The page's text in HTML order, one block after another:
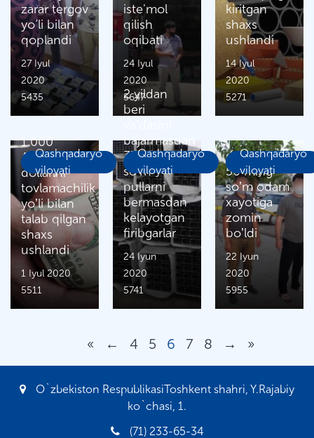
zarar tergov
yo‘li bilan
qoplandi
27 Iyul
2020
5435
iste'mol
qilish
oqibati
24 Iyul
2020
5647
kiritgan
shaxs
ushlandi
14 Iyul
2020
5271
Qashqadaryo
viloyati
1.000
АQSh
dollarini
tovlamachilik
yoʼli bilan
talab qilgan
shaxs
ushlandi
1 Iyul 2020
5511
Qashqadaryo
viloyati
2 yildan
beri
bajarmasdan
373 mln.
soʼm
pullarni
bermasdan
kelayotgan
firibgarlar
24 Iyun
2020
5741
Qashqadaryo
viloyati
50 ming
soʼm odam
xayotiga
zomin
boʼldi
22 Iyun
2020
5955
« ← 4 5 6 7 8 → »
O`zbekiston RespublikasiToshkent shahri, Y.Rajabiy
ko`chasi, 1.
(71) 233-65-34